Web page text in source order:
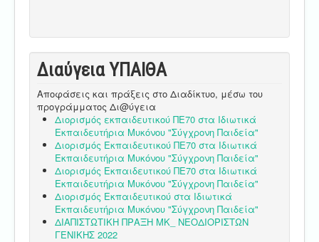
Διαύγεια ΥΠΑΙΘA
Αποφάσεις και πράξεις στο Διαδίκτυο, μέσω του
προγράμματος Δι@ύγεια
Διορισμός εκπαιδευτικού ΠΕ70 στα Ιδιωτικά
Εκπαιδευτήρια Μυκόνου "Σύγχρονη Παιδεία"
Διορισμός Εκπαιδευτικού ΠΕ70 στα Ιδιωτικά
Εκπαιδευτήρια Μυκόνου "Σύγχρονη Παιδεία"
Διορισμός Εκπαιδευτικού ΠΕ70 στα Ιδιωτικά
Εκπαιδευτήρια Μυκόνου "Σύγχρονη Παιδεία"
Διορισμός Εκπαιδευτικού στα Ιδιωτικά
Εκπαιδευτήρια Μυκόνου "Σύγχρονη Παιδεία"
ΔΙΑΠΙΣΤΩΤΙΚΗ ΠΡΑΞΗ ΜΚ_ ΝΕΟΔΙΟΡΙΣΤΩΝ
ΓΕΝΙΚΗΣ 2022